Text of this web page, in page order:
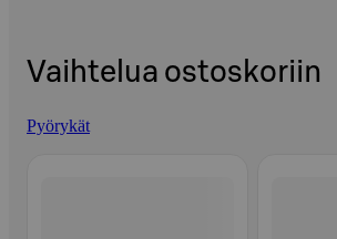
Vaihtelua ostoskoriin
Pyörykät